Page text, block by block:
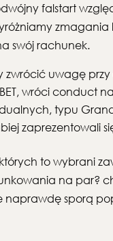
falstart
swój rachunek.
zwrócić uwagę
wróci conduct
typu
zaprezentowali
to wybrani
na par?
naprawdę sporą